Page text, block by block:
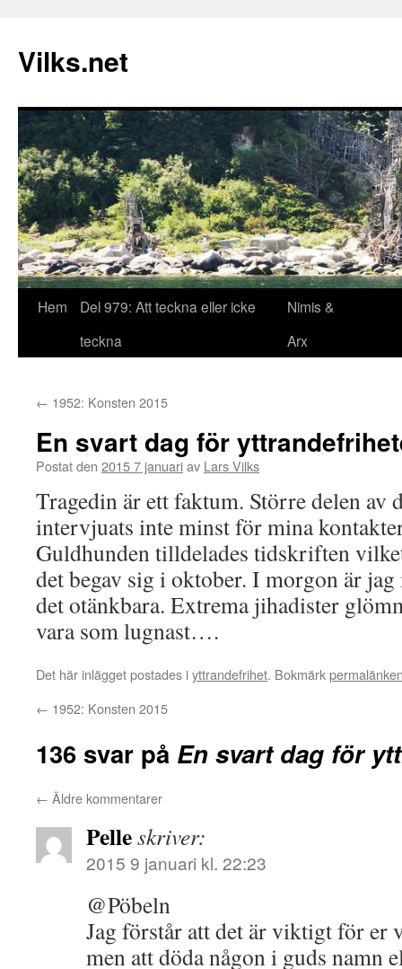
Vilks.net
Hoppa
Hem
Del 979: Att teckna eller icke
teckna
Nimis &
Arx
← 1952: Konsten 2015
En svart dag för
Postat den 2015 7 januariav Lars Vilks
Tragedin är ett faktum. Större delen av
intervjuats inte minst för mina
Guldhunden tilldelades tidskriften
det begav sig i oktober. I morgon är
det otänkbara. Extrema jihadister
vara som lugnast….
Det här inlägget postades iyttrandefrihet. Bokmärk
← 1952: Konsten 2015
136 svar på En svart dag för
← Äldre kommentarer
Pelleskriver:
2015 9 januari kl. 22:23
@Pöbeln
Jag förstår att det är viktigt för er
men att döda någon i guds namn